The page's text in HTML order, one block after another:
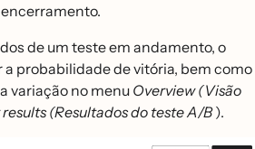
de um teste em andamento, o
probabilidade de vitória, bem como
variação no menu Overview (Visão
(Resultados do teste A/B).